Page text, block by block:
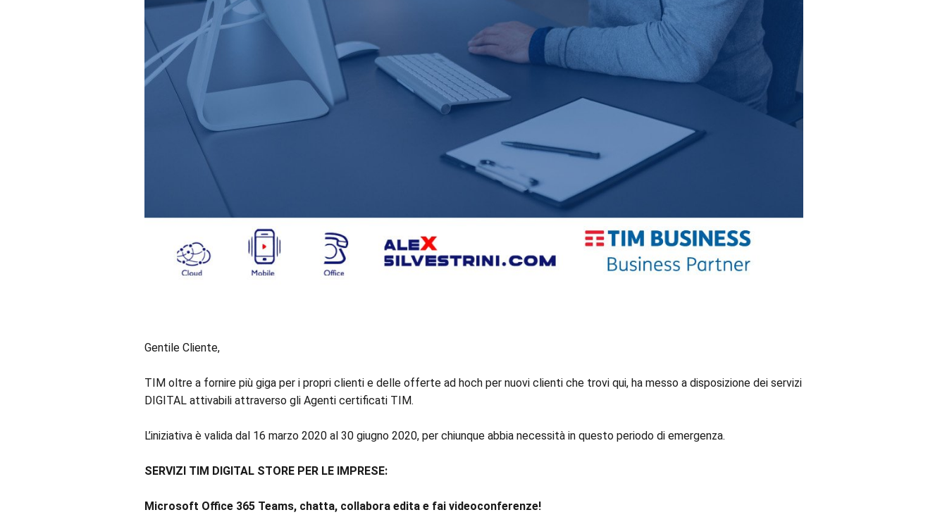
Gentile Cliente,
TIM oltre a fornire più giga per i propri clienti e delle offerte ad hoch per nuovi clienti che trovi qui, ha messo a disposizione dei servizi
DIGITAL attivabili attraverso gli Agenti certificati TIM.
L’iniziativa è valida dal 16 marzo 2020 al 30 giugno 2020, per chiunque abbia necessità in questo periodo di emergenza.
SERVIZI TIM DIGITAL STORE PER LE IMPRESE:
Microsoft Office 365 Teams, chatta, collabora edita e fai videoconferenze!